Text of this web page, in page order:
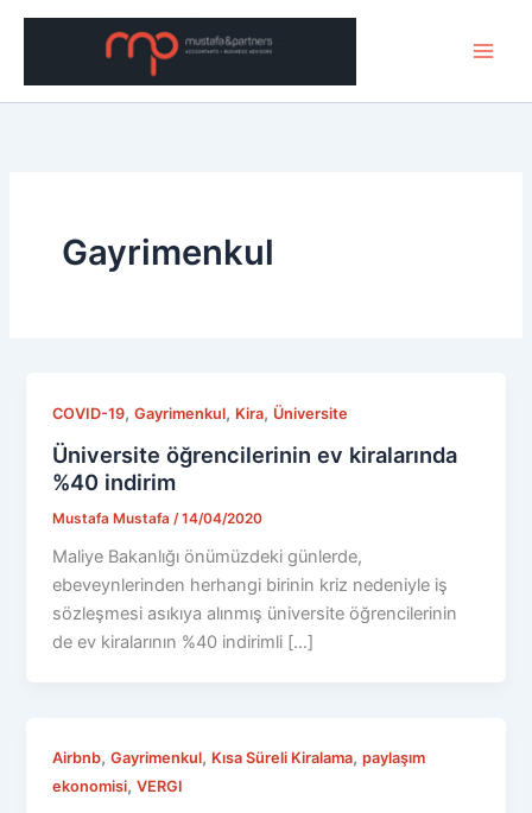
Μετάβαση
Gayrimenkul
COVID-19,Gayrimenkul, Kira, Üniversite
Üniversite öğrencilerinin ev kiralarında
%40 indirim
Mustafa Mustafa /14/04/2020
Maliye Bakanlığı önümüzdeki günlerde,
ebeveynlerinden herhangi birinin kriz nedeniyle iş
sözleşmesi asıkıya alınmış üniversite öğrencilerinin
de ev kiralarının %40 indirimli […]
Airbnb,Gayrimenkul, Kısa Süreli Kiralama,paylaşım
ekonomisi,VERGI